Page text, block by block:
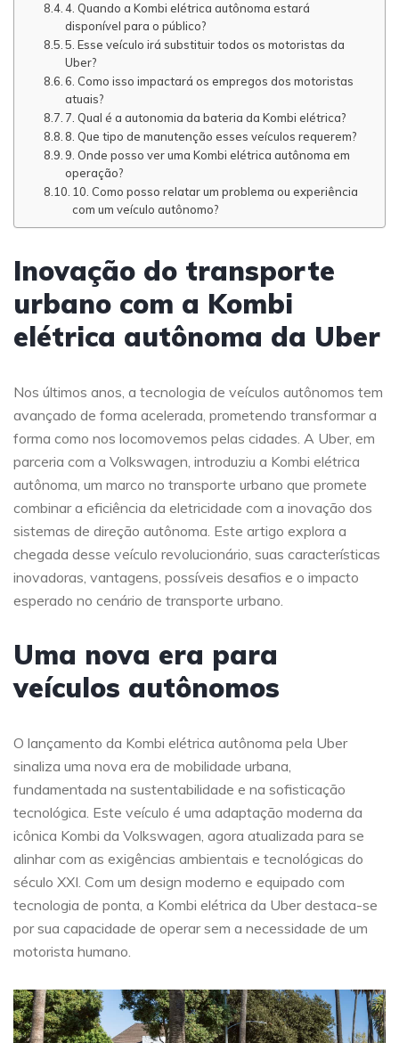
4. Quando a Kombi elétrica autônoma estará
disponível para o público?
5. Esse veículo irá substituir todos os motoristas da
Uber?
6. Como isso impactará os empregos dos motoristas
atuais?
7. Qual é a autonomia da bateria da Kombi elétrica?
8. Que tipo de manutenção esses veículos requerem?
9. Onde posso ver uma Kombi elétrica autônoma em
operação?
10. Como posso relatar um problema ou experiência
com um veículo autônomo?
Inovação do transporte
urbano com a Kombi
elétrica autônoma da Uber
Nos últimos anos, a tecnologia de veículos autônomos tem
avançado de forma acelerada, prometendo transformar a
forma como nos locomovemos pelas cidades. A Uber, em
parceria com a Volkswagen, introduziu a Kombi elétrica
autônoma, um marco no transporte urbano que promete
combinar a eficiência da eletricidade com a inovação dos
sistemas de direção autônoma. Este artigo explora a
chegada desse veículo revolucionário, suas características
inovadoras, vantagens, possíveis desafios e o impacto
esperado no cenário de transporte urbano.
Uma nova era para
veículos autônomos
O lançamento da Kombi elétrica autônoma pela Uber
sinaliza uma nova era de mobilidade urbana,
fundamentada na sustentabilidade e na sofisticação
tecnológica. Este veículo é uma adaptação moderna da
icônica Kombi da Volkswagen, agora atualizada para se
alinhar com as exigências ambientais e tecnológicas do
século XXI. Com um design moderno e equipado com
tecnologia de ponta, a Kombi elétrica da Uber destaca-se
por sua capacidade de operar sem a necessidade de um
motorista humano.